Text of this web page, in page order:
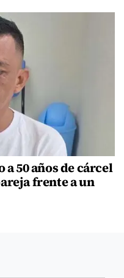
50 años de cárcel
frente a un